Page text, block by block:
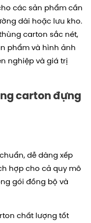
các sản phẩm cần
dài hoặc lưu kho.
carton sắc nét,
phẩm và hình ảnh
nghiệp và giá trị
carton đựng
dễ dàng xếp
hợp cho cả quy mô
gói đồng bộ và
chất lượng tốt